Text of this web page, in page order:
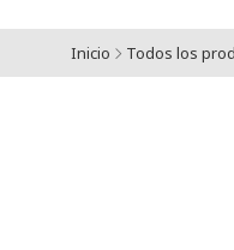
Inicio Todos los